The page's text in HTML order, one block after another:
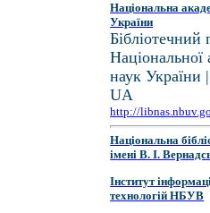
Національна
України
Бібліотечний
Національної
наук України
UA
http://
Національна
імені В. І.
Інститут
технологій НБУВ